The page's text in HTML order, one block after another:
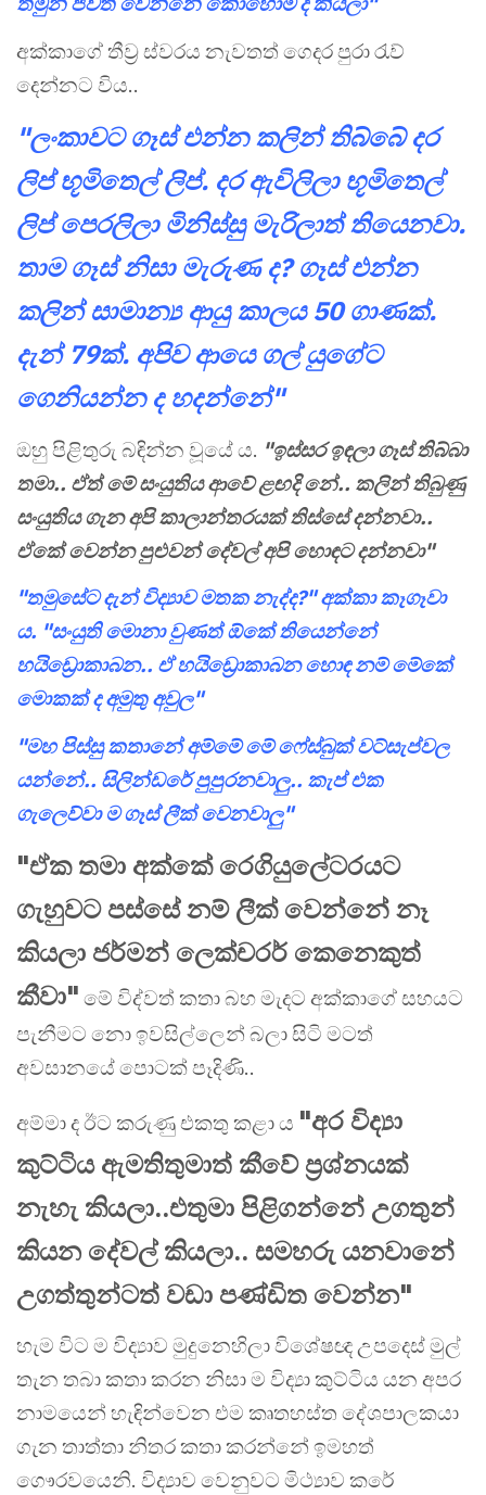
අක්කාගේ තීව්‍ර ස්වරය නැවතත් ගෙදර පුරා රැව්
දෙන්නට විය..
"ලංකාවට ගෑස් එන්න කලින් තිබ්බේ දර
ලිප් භූමිතෙල් ලිප්. දර ඇවිලිලා භූමිතෙල්
ලිප් පෙරලිලා මිනිස්සු මැරිලාත් තියෙනවා.
තාම ගෑස් නිසා මැරුණ ද? ගෑස් එන්න
කලින් සාමාන්‍ය ආයු කාලය 50 ගාණක්.
දැන් 79ක්. අපිව ආයෙ ගල් යුගේට
ගෙනියන්න ද හදන්නේ"
ඔහු පිළිතුරු බඳින්න වූයේ ය. "ඉස්සර ඉඳලා ගෑස් තිබ්බා
තමා.. ඒත් මේ සංයුතිය ආවේ ළඟදි නේ.. කලින් තිබුණු
සංයුතිය ගැන අපි කාලාන්තරයක් තිස්සේ දන්නවා..
ඒකේ වෙන්න පුළුවන් දේවල් අපි හොඳට දන්නවා"
"තමුසේට දැන් විද්‍යාව මතක නැද්ද?" අක්කා කෑගෑවා
ය. "සංයුති මොනා වුණත් ඕකේ තියෙන්නේ
හයිඩ්‍රොකාබන.. ඒ හයිඩ්‍රොකාබන හොඳ නම් මේකේ
මොකක් ද අමුතු අවුල"
"මහ පිස්සු කතානේ අම්මේ මේ ෆේස්බුක් වට්සැප්වල
යන්නේ.. සිලින්ඩරේ පුපුරනවාලු.. කැප් එක
ගැලෙව්වා ම ගෑස් ලීක් වෙනවාලු"
"ඒක තමා අක්කේ රෙගියුලේටරයට
ගැහුවට පස්සේ නම් ලීක් වෙන්නේ නෑ
කියලා ජර්මන් ලෙක්චරර් කෙනෙකුත්
කීවා" මේ විද්වත් කතා බහ මැදට අක්කාගේ සහයට
පැනීමට නො ඉවසිල්ලෙන් බලා සිටි මටත්
අවසානයේ පොටක් පෑදිණි..
අම්මා ද ඊට කරුණු එකතු කළා ය "අර විද්‍යා
කුට්ටිය ඇමතිතුමාත් කීවේ ප්‍රශ්නයක්
නැහැ කියලා..එතුමා පිළිගන්නේ උගතුන්
කියන දේවල් කියලා.. සමහරු යනවානේ
උගත්තුන්ටත් වඩා පණ්ඩිත වෙන්න"
හැම විට ම විද්‍යාව මුදුනෙහිලා විශේෂඥ උපදෙස් මුල්
තැන තබා කතා කරන නිසා ම විද්‍යා කුට්ටිය යන අපර
නාමයෙන් හැඳින්වෙන එම කෘතහස්ත දේශපාලකයා
ගැන තාත්තා නිතර කතා කරන්නේ ඉමහත්
ගෞරවයෙනි. විද්‍යාව වෙනුවට මිථ්‍යාව කරේ